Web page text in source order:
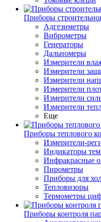
Приборы
Адгезиметры
Виброметры
Генераторы
Дальномеры
Измерители
Измерители
Измерители
Измерители
Измерители
Измерители
Еще
Приборы теплового
Измерители-
Индикаторы
Инфракрасные
Пирометры
Приборы для
Тепловизоры
Термометры
Приборы контроля